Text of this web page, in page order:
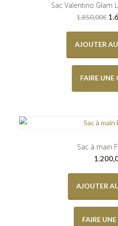
Sac Valentino Glam
1.850,00€ Le
AJOUTER
FAIRE UNE
Sac à main
AJOUTER
FAIRE